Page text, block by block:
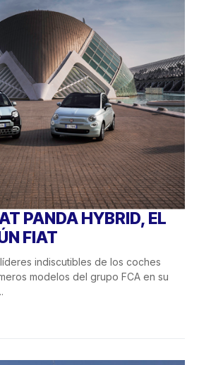
PANDA HYBRID, EL
FIAT
indiscutibles de los coches
modelos del grupo FCA en su